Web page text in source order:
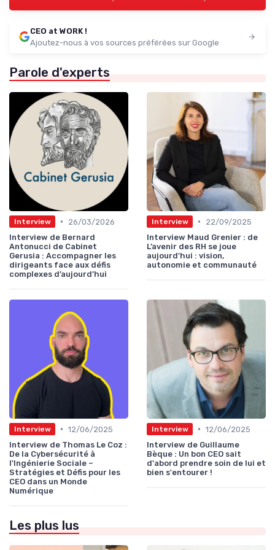
CEO at WORK !
Ajoutez-nous à vos sources préférées sur Google
Parole d'experts
Interview •
26/03/2026
Interview de Bernard
Antonucci de Cabinet
Gerusia : Accompagner les
dirigeants face aux défis
complexes d’aujourd’hui
Interview •
22/09/2025
Interview Maud Grenier : de
L’avenir des RH se joue
aujourd'hui : vision,
autonomie et communauté
Interview • 12/06/2025
Interview de Thomas Le Coz :
De la Cybersécurité à
l'Ingénierie Sociale –
Stratégies et Défis pour les
CEO dans un Monde
Numérique
Interview • 12/06/2025
Interview de Guillaume
Bèque : Un bon CEO sait
d'abord prendre soin de lui et
bien s'entourer !
Les plus lus